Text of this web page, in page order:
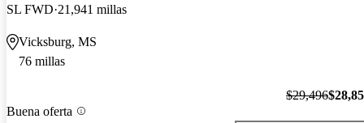
SL FWD 21,941 millas
Vicksburg, MS
76 millas
Buena oferta
$29,496